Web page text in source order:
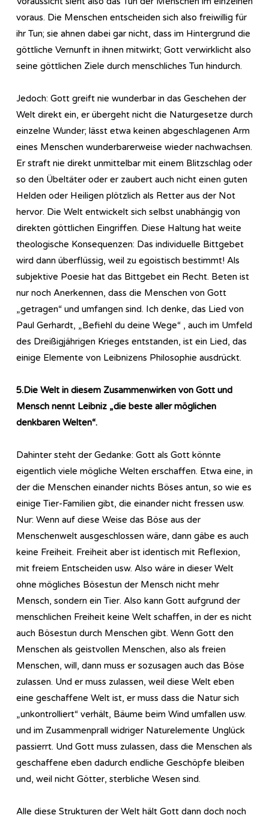
voraus. Die Menschen entscheiden sich also freiwillig für
ihr Tun; sie ahnen dabei gar nicht, dass im Hintergrund die
göttliche Vernunft in ihnen mitwirkt; Gott verwirklicht also
seine göttlichen Ziele durch menschliches Tun hindurch.
Jedoch: Gott greift nie wunderbar in das Geschehen der
Welt direkt ein, er übergeht nicht die Naturgesetze durch
einzelne Wunder; lässt etwa keinen abgeschlagenen Arm
eines Menschen wunderbarerweise wieder nachwachsen.
Er straft nie direkt unmittelbar mit einem Blitzschlag oder
so den Übeltäter oder er zaubert auch nicht einen guten
Helden oder Heiligen plötzlich als Retter aus der Not
hervor. Die Welt entwickelt sich selbst unabhängig von
direkten göttlichen Eingriffen. Diese Haltung hat weite
theologische Konsequenzen: Das individuelle Bittgebet
wird dann überflüssig, weil zu egoistisch bestimmt! Als
subjektive Poesie hat das Bittgebet ein Recht. Beten ist
nur noch Anerkennen, dass die Menschen von Gott
„getragen“ und umfangen sind. Ich denke, das Lied von
Paul Gerhardt, „Befiehl du deine Wege“ , auch im Umfeld
des Dreißigjährigen Krieges entstanden, ist ein Lied, das
einige Elemente von Leibnizens Philosophie ausdrückt.
5.Die Welt in diesem Zusammenwirken von Gott und
Mensch nennt Leibniz „die beste aller möglichen
denkbaren Welten“.
Dahinter steht der Gedanke: Gott als Gott könnte
eigentlich viele mögliche Welten erschaffen. Etwa eine, in
der die Menschen einander nichts Böses antun, so wie es
einige Tier-Familien gibt, die einander nicht fressen usw.
Nur: Wenn auf diese Weise das Böse aus der
Menschenwelt ausgeschlossen wäre, dann gäbe es auch
keine Freiheit. Freiheit aber ist identisch mit Reflexion,
mit freiem Entscheiden usw. Also wäre in dieser Welt
ohne mögliches Bösestun der Mensch nicht mehr
Mensch, sondern ein Tier. Also kann Gott aufgrund der
menschlichen Freiheit keine Welt schaffen, in der es nicht
auch Bösestun durch Menschen gibt. Wenn Gott den
Menschen als geistvollen Menschen, also als freien
Menschen, will, dann muss er sozusagen auch das Böse
zulassen. Und er muss zulassen, weil diese Welt eben
eine geschaffene Welt ist, er muss dass die Natur sich
„unkontrolliert“ verhält, Bäume beim Wind umfallen usw.
und im Zusammenprall widriger Naturelemente Unglück
passierrt. Und Gott muss zulassen, dass die Menschen als
geschaffene eben dadurch endliche Geschöpfe bleiben
und, weil nicht Götter, sterbliche Wesen sind.
Alle diese Strukturen der Welt hält Gott dann doch noch